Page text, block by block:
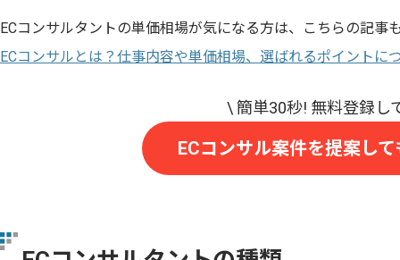
ECコンサルタントの単価相場が気になる方は、こちらの記事
ECコンサルとは？仕事内容や単価相場、選ばれるポイントに
ECコンサル案件を提案して